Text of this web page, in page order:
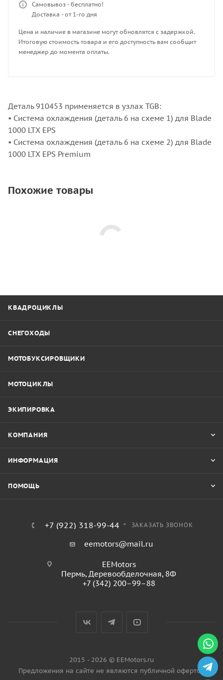
Самовывоз - бесплатно!
Доставка - от 1-го дня
Цена и наличие в магазине могут обновлятся с задержкой.
Итоговую стоимость товара и его доступность вам сообщит
менеджер до момента оплаты.
Деталь 910453 применяется в узлах TGB:
• Система охлаждения (деталь 6 на схеме 1) для Blade
1000 LTX EPS
• Система охлаждения (деталь 6 на схеме 2) для Blade
1000 LTX EPS Premium
Похожие товары
КВАДРОЦИКЛЫ
СНЕГОХОДЫ
МОТОБУКСИРОВЩИКИ
МОТОЦИКЛЫ
ЭКИПИРОВКА
КОМПАНИЯ
ИНФОРМАЦИЯ
ПОМОЩЬ
+7 (922) 318-99-44 ЗАКАЗАТЬ ЗВОНОК
eemotors@mail.ru
EEMotors
Пермь, Деревообделочная, 8Ф
+7 (342) 200–99–88
2015 - 2026 © EEMotors.ru
Предложения на сайте не являются публичной офертой